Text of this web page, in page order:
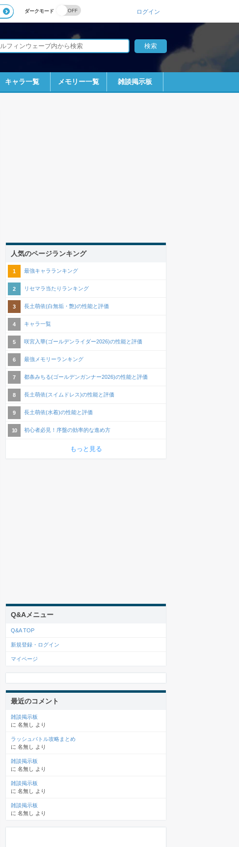
ダークモード ログイン
キャラ一覧 メモリー一覧 雑談掲示板
人気のページランキング
最強キャラランキング
リセマラ当たりランキング
長土萌依(白無垢・艶)の性能と評価
キャラ一覧
咲宮入華(ゴールデンライダー2026)の性能と評価
最強メモリーランキング
都条みちる(ゴールデンガンナー2026)の性能と評価
長土萌依(スイムドレス)の性能と評価
長土萌依(水着)の性能と評価
初心者必見！序盤の効率的な進め方
もっと見る
Q&Aメニュー
Q&A TOP
新規登録・ログイン
マイページ
最近のコメント
雑談掲示板
に 名無し より
ラッシュバトル攻略まとめ
に 名無し より
雑談掲示板
に 名無し より
雑談掲示板
に 名無し より
雑談掲示板
に 名無し より